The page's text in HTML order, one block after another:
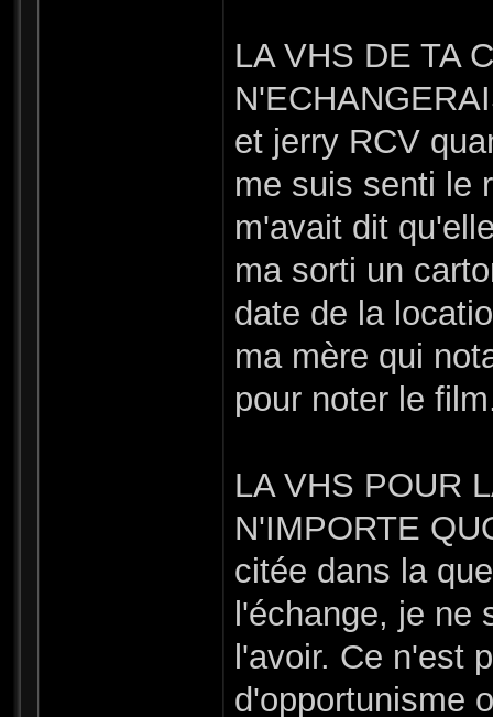
LA VHS DE TA
et jerry RCV
me suis senti le
m'avait dit
ma sorti un
date de la
ma mère qui
pour noter le
LA VHS POUR
N'IMPORTE
citée dans la
l'échange, je ne
l'avoir. Ce n'est
d'opportunisme